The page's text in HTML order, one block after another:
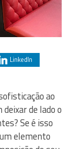
LinkedIn
ao
de lado o
Se é isso
elemento